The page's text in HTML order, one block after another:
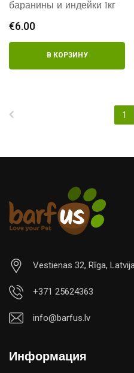
баранины и индейки 1кг
€6.00
В КОРЗИНУ
1
Vestienas 32, Rīga,
+371 25624363
info@barfus.lv
Информация